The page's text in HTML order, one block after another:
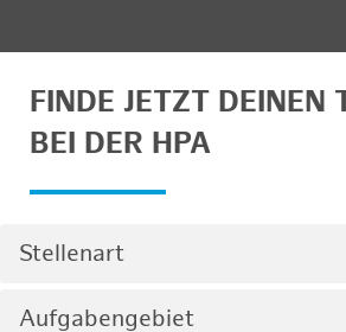
FINDE JETZT DEINEN
BEI DER HPA
Stellenart
Aufgabengebiet